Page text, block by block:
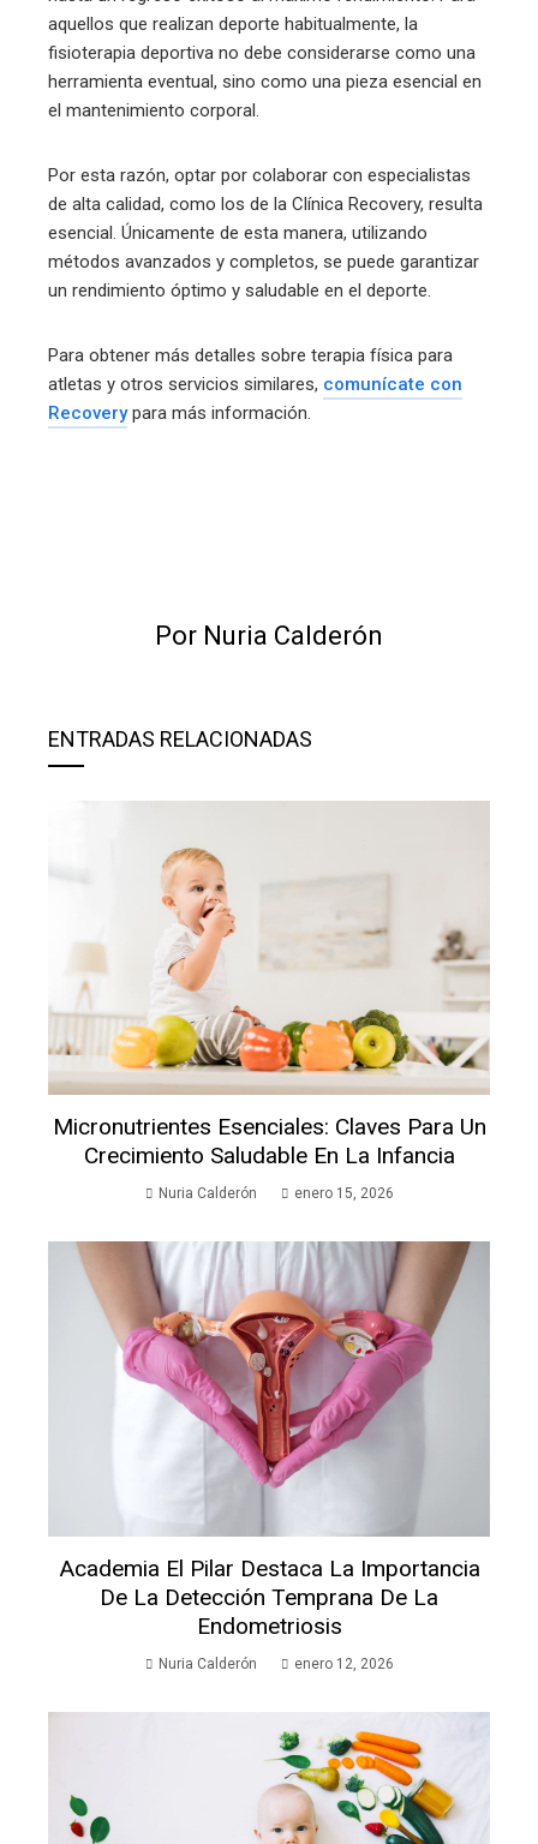
aquellos que realizan deporte habitualmente, la
fisioterapia deportiva no debe considerarse como una
herramienta eventual, sino como una pieza esencial en
el mantenimiento corporal.
Por esta razón, optar por colaborar con especialistas
de alta calidad, como los de la Clínica Recovery, resulta
esencial. Únicamente de esta manera, utilizando
métodos avanzados y completos, se puede garantizar
un rendimiento óptimo y saludable en el deporte.
Para obtener más detalles sobre terapia física para
atletas y otros servicios similares, comunícate con
Recoverypara más información.
Por Nuria Calderón
ENTRADAS RELACIONADAS
Micronutrientes Esenciales: Claves Para Un
Crecimiento Saludable En La Infancia
Nuria Calderón enero 15, 2026
Academia El Pilar Destaca La Importancia
De La Detección Temprana De La
Endometriosis
Nuria Calderón enero 12, 2026